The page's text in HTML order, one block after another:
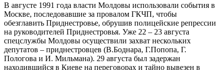
В августе 1991 года власти Молдовы использовали события в
Москве, последовавшие за провалом ГКЧП, чтобы
обезглавить Приднестровье, обрушив полицейские репрессии
на руководителей Приднестровья. Уже 22 – 23 августа
спецслужбы Молдовы осуществили захват нескольких
депутатов – приднестровцев (В.Боднара, Г.Попопа, Г.
Пологова и И. Мильмана). 29 августа был задержан
находившийся в Киеве на переговорах и тайно вывезен в